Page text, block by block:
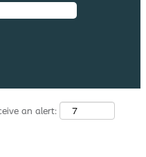
an alert: